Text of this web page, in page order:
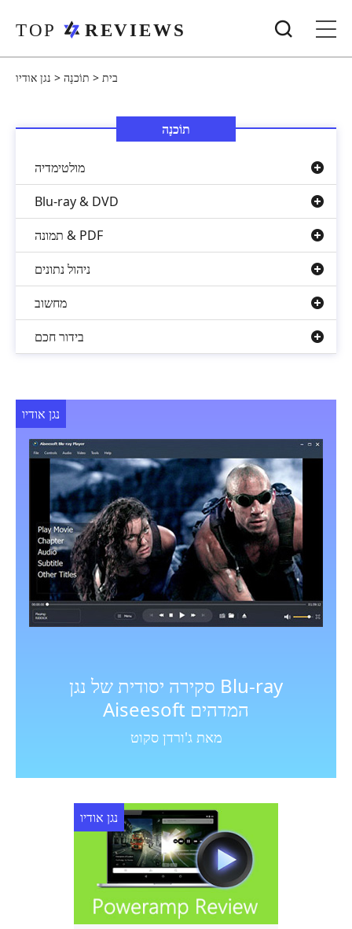
בית > תוֹכנָה > נגן אודיו
תוֹכנָה
מולטימדיה
Blu-ray & DVD
תמונה & PDF
ניהול נתונים
מחשוב
בידור חכם
סקירה יסודית של נגן Blu-ray
Aiseesoft המדהים
מאת ג'ורדן סקוט
נגן אודיו
נגן אודיו